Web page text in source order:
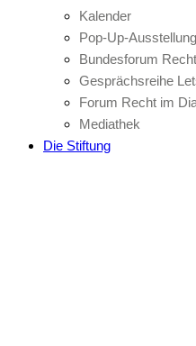
Kalender
Pop-Up-Ausstellung
Bundesforum
Gesprächsreihe
Forum Recht im
Mediathek
Die Stiftung